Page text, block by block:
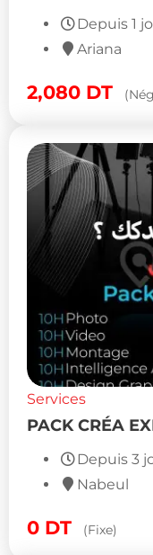
Depuis 1
Ariana
2,080 DT
Services
PACK CRÉA
Depuis 3
Nabeul
0 DT (Fixe)